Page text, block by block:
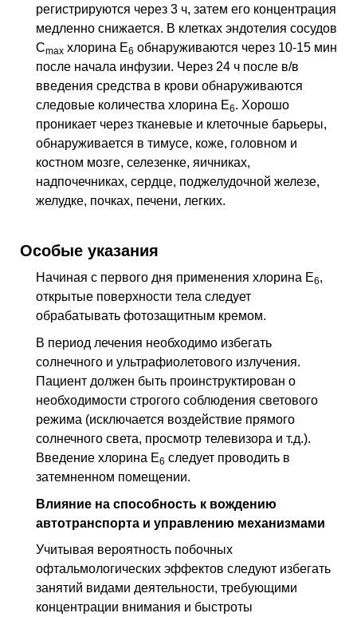
регистрируются через 3 ч, затем его концентрация
медленно снижается. В клетках эндотелия сосудов
Cmax хлорина Е6 обнаруживаются через 10-15 мин
после начала инфузии. Через 24 ч после в/в
введения средства в крови обнаруживаются
следовые количества хлорина Е6. Хорошо
проникает через тканевые и клеточные барьеры,
обнаруживается в тимусе, коже, головном и
костном мозге, селезенке, яичниках,
надпочечниках, сердце, поджелудочной железе,
желудке, почках, печени, легких.
Особые указания
Начиная с первого дня применения хлорина Е6,
открытые поверхности тела следует
обрабатывать фотозащитным кремом.
В период лечения необходимо избегать
солнечного и ультрафиолетового излучения.
Пациент должен быть проинструктирован о
необходимости строгого соблюдения светового
режима (исключается воздействие прямого
солнечного света, просмотр телевизора и т.д.).
Введение хлорина Е6 следует проводить в
затемненном помещении.
Влияние на способность к вождению
автотранспорта и управлению механизмами
Учитывая вероятность побочных
офтальмологических эффектов следуют избегать
занятий видами деятельности, требующими
концентрации внимания и быстроты